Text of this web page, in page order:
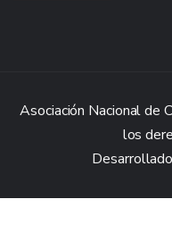
Asociación Nacional de
los